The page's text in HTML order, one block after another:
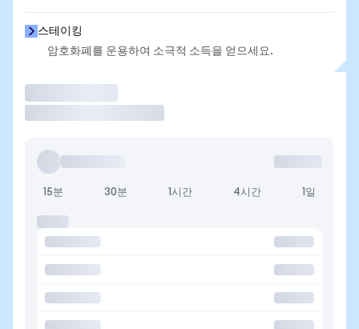
스테이킹
암호화폐를 운용하여 소극적 소득을 얻으세요.
15분 30분 1시간 4시간 1일